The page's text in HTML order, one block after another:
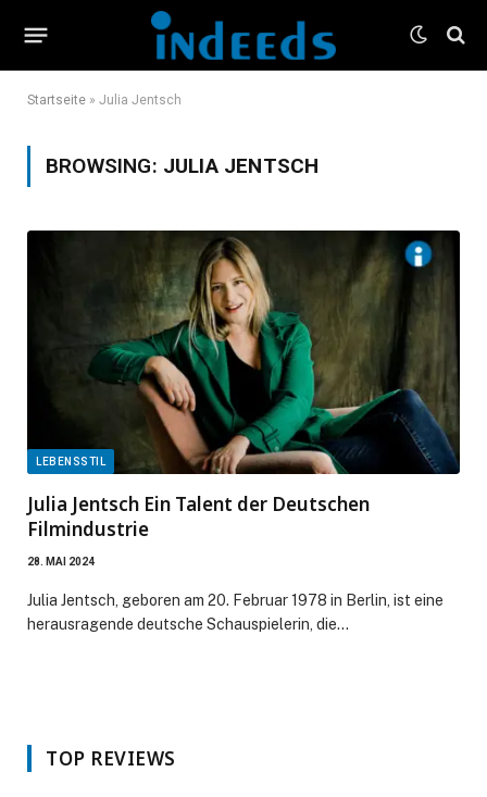
Startseite » Julia Jentsch
BROWSING: JULIA JENTSCH
LEBENSSTIL
Julia Jentsch Ein Talent der Deutschen
Filmindustrie
28. MAI 2024
Julia Jentsch, geboren am 20. Februar 1978 in Berlin, ist eine
herausragende deutsche Schauspielerin, die…
TOP REVIEWS